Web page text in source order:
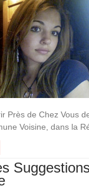
Près de Chez Vous
Voisine, dans la